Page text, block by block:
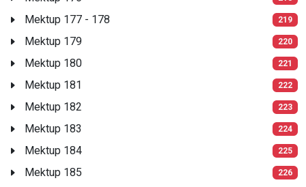
Mektup 177 - 178 219
Mektup 179 220
Mektup 180 221
Mektup 181 222
Mektup 182 223
Mektup 183 224
Mektup 184 225
Mektup 185 226